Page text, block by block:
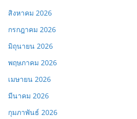
สิงหาคม 2026
กรกฎาคม 2026
มิถุนายน 2026
พฤษภาคม 2026
เมษายน 2026
มีนาคม 2026
กุมภาพันธ์ 2026